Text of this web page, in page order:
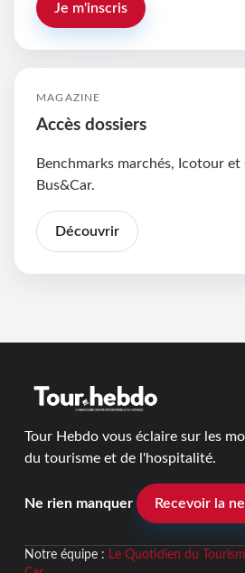
Je m'inscris
MAGAZINE
Accès dossiers
Benchmarks marchés, Icotour
Bus&Car.
Découvrir
Tour Hebdo vous éclaire sur les
du tourisme et de l'hospitalité.
Ne rien manquer Recevoir la
Notre équipe : Le Quotidien du